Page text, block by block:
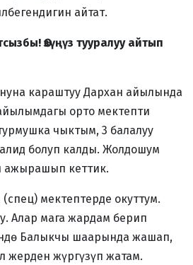
айтат.
Өзүңүз тууралуу айтып
караштуу Дархан айылында
орто мектепти
чыктым, 3 балалуу
болуп калды. Жолдошум
ажырашып кеттик.
мектептерде окуттум.
Алар мага жардам берип
Балыкчы шаарында жашап,
жерден жүргүзүп жатам.